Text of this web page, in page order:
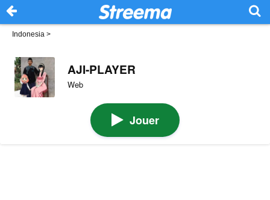
Indonesia >
AJI-PLAYER
Web
Jouer